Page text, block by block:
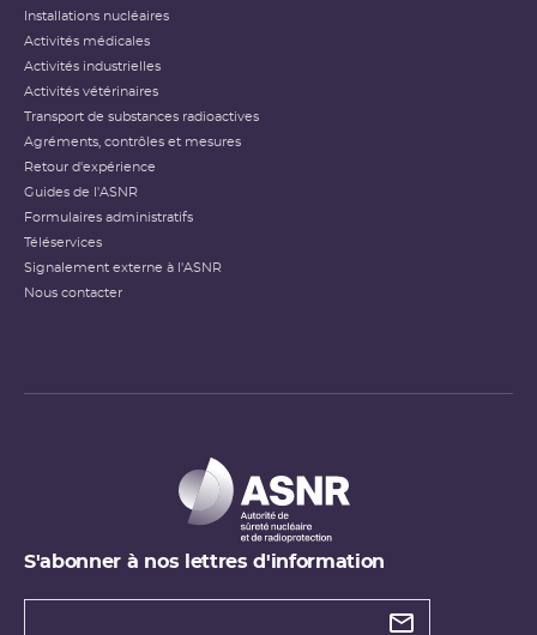
Installations nucléaires
Activités médicales
Activités industrielles
Activités vétérinaires
Transport de substances radioactives
Agréments, contrôles et mesures
Retour d'expérience
Guides de l'ASNR
Formulaires administratifs
Téléservices
Signalement externe à l'ASNR
Nous contacter
S'abonner à nos lettres d'information
Types de